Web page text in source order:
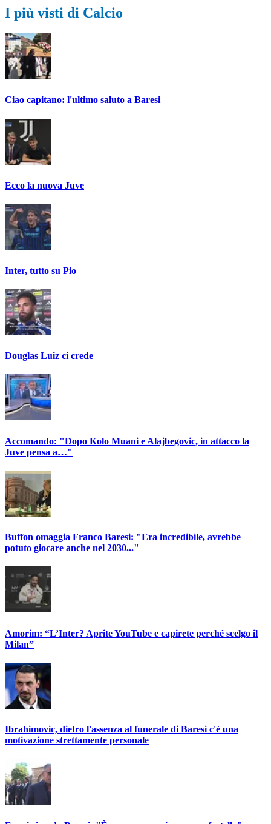
I più visti di Calcio
Ciao capitano: l'ultimo saluto a Baresi
Ecco la nuova Juve
Inter, tutto su Pio
Douglas Luiz ci crede
Accomando: "Dopo Kolo Muani e Alajbegovic, in attacco la
Juve pensa a…"
Buffon omaggia Franco Baresi: "Era incredibile, avrebbe
potuto giocare anche nel 2030..."
Amorim: “L’Inter? Aprite YouTube e capirete perché scelgo il
Milan”
Ibrahimovic, dietro l'assenza al funerale di Baresi c'è una
motivazione strettamente personale